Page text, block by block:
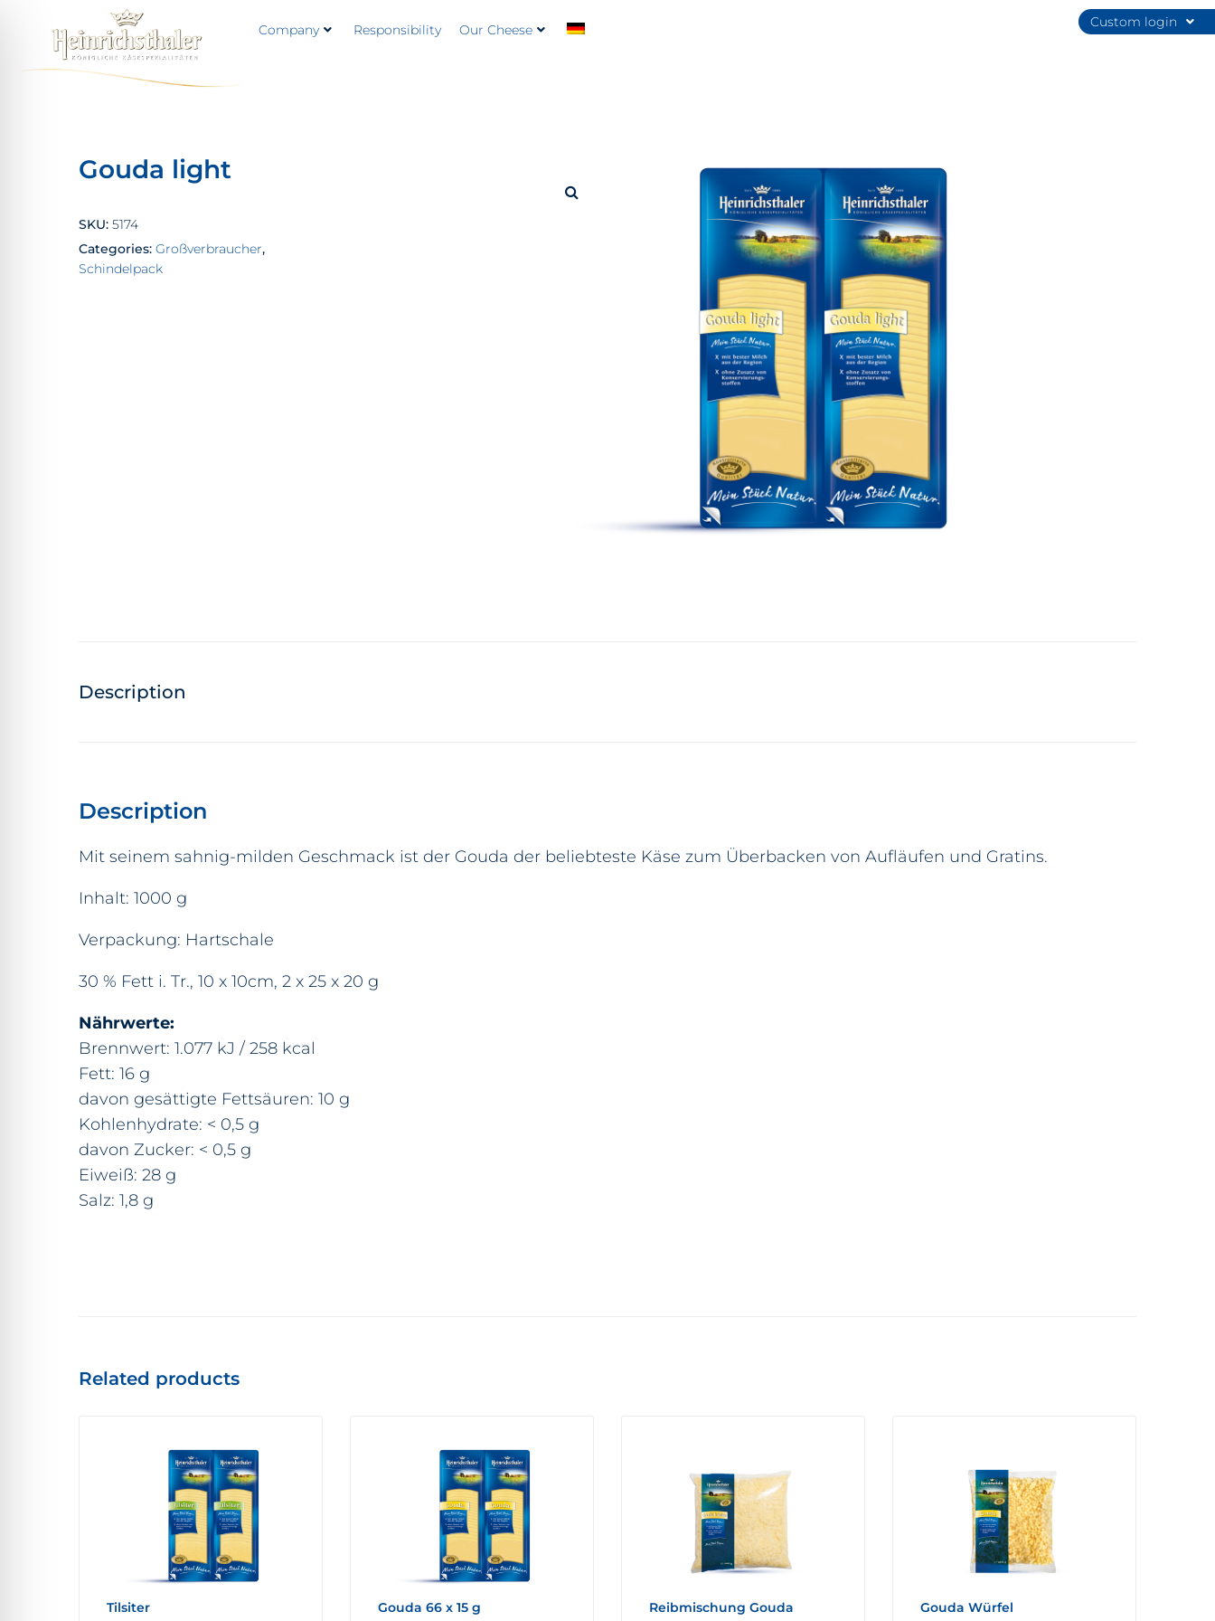
Custom login
Company Responsibility Our Cheese
Gouda light
SKU: 5174
Categories: Großverbraucher,
Schindelpack
Description
Description
Mit seinem sahnig-milden Geschmack ist der Gouda der beliebteste Käse zum Überbacken von Aufläufen und Gratins.
Inhalt: 1000 g
Verpackung: Hartschale
30 % Fett i. Tr., 10 x 10cm, 2 x 25 x 20 g
Nährwerte:
Brennwert: 1.077 kJ / 258 kcal
Fett: 16 g
davon gesättigte Fettsäuren: 10 g
Kohlenhydrate: < 0,5 g
davon Zucker: < 0,5 g
Eiweiß: 28 g
Salz: 1,8 g
Related products
Tilsiter Gouda 66 x 15 g
Reibmischung Gouda
Gouda Würfel